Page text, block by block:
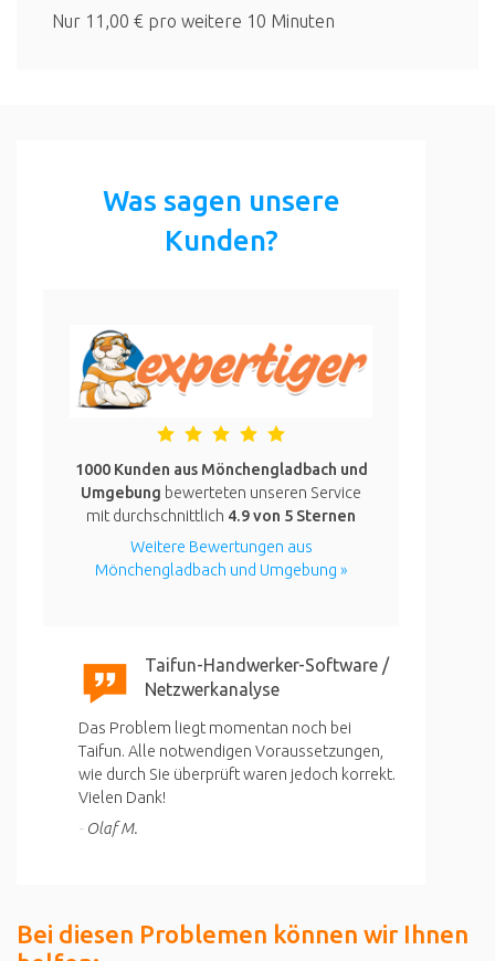
Nur 11,00 € pro weitere 10 Minuten
Was sagen unsere
Kunden?
1000 Kunden aus Mönchengladbach und
Umgebung bewerteten unseren Service
mit durchschnittlich 4.9von 5 Sternen
Weitere Bewertungen aus
Mönchengladbach und Umgebung »
Taifun-Handwerker-Software /
Netzwerkanalyse
Das Problem liegt momentan noch bei
Taifun. Alle notwendigen Voraussetzungen,
wie durch Sie überprüft waren jedoch korrekt.
Vielen Dank!
Olaf M.
Bei diesen Problemen können wir Ihnen